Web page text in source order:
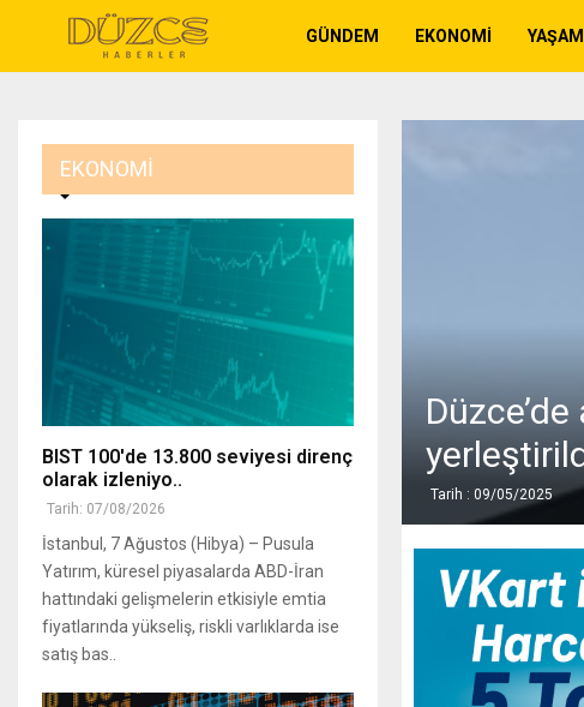
GÜNDEM EKONOMI YAŞAM
Düzce’de
Tarih : 09/05/2025
EKONOMI
BIST 100'de 13.800 seviyesi direnç
olarak izleniyo..
Tarih: 07/08/2026
İstanbul, 7 Ağustos (Hibya) – Pusula
Yatırım, küresel piyasalarda ABD-İran
hattındaki gelişmelerin etkisiyle emtia
fiyatlarında yükseliş, riskli varlıklarda ise
satış bas..